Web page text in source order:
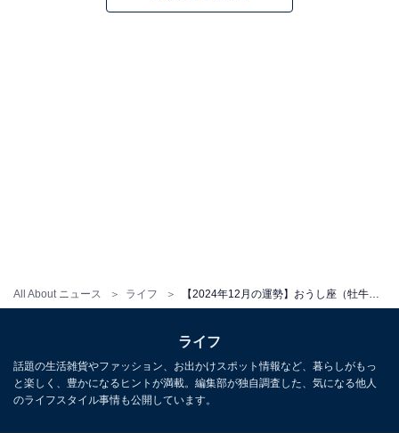
All About ニュース ライフ
章月綾乃の12星座占い
ライフ
話題の生活雑貨やファッション、お出かけスポット情報など、暮らしがもっ
と楽しく、豊かになるヒントが満載。編集部が独自調査した、気になる他人
のライフスタイル事情も公開しています。